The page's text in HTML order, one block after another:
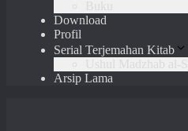
Download
Profil
Serial Terjemahan Kitab
Arsip Lama